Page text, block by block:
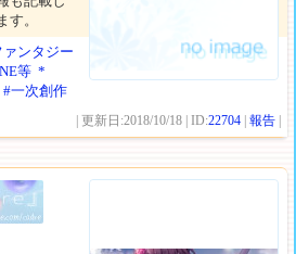
す。
ンタジー
等 *
#一次創作
| 更新日:2018/10/18 | ID:22704 |報告